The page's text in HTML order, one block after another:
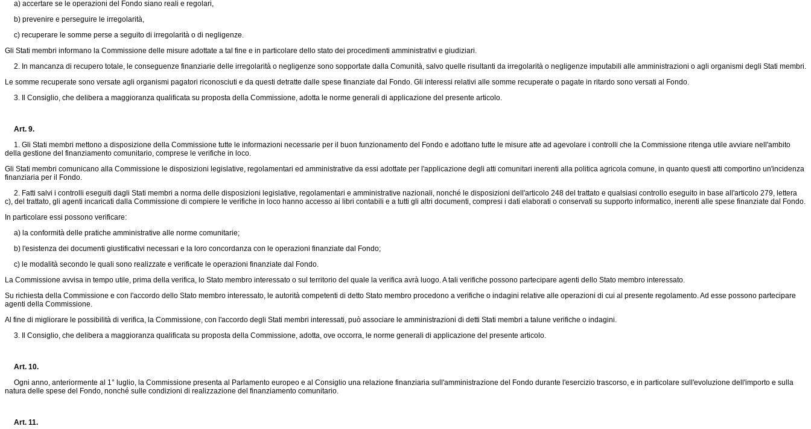
a) accertare se le operazioni del Fondo siano reali e regolari,
b) prevenire e perseguire le irregolarità,
c) recuperare le somme perse a seguito di irregolarità o di negligenze.
Gli Stati membri informano la Commissione delle misure adottate a tal fine e in particolare dello stato dei procedimenti amministrativi e giudiziari.
2. In mancanza di recupero totale, le conseguenze finanziarie delle irregolarità o negligenze sono sopportate dalla Comunità, salvo quelle risultanti da irregolarità o negligenze imputabili alle amministrazioni o agli organismi degli Stati membri.
Le somme recuperate sono versate agli organismi pagatori riconosciuti e da questi detratte dalle spese finanziate dal Fondo. Gli interessi relativi alle somme recuperate o pagate in ritardo sono versati al Fondo.
3. Il Consiglio, che delibera a maggioranza qualificata su proposta della Commissione, adotta le norme generali di applicazione del presente articolo.
Art. 9.
1. Gli Stati membri mettono a disposizione della Commissione tutte le informazioni necessarie per il buon funzionamento del Fondo e adottano tutte le misure atte ad agevolare i controlli che la Commissione ritenga utile avviare nell'ambito
della gestione del finanziamento comunitario, comprese le verifiche in loco.
Gli Stati membri comunicano alla Commissione le disposizioni legislative, regolamentari ed amministrative da essi adottate per l'applicazione degli atti comunitari inerenti alla politica agricola comune, in quanto questi atti comportino un'incidenza
finanziaria per il Fondo.
2. Fatti salvi i controlli eseguiti dagli Stati membri a norma delle disposizioni legislative, regolamentari e amministrative nazionali, nonché le disposizioni dell'articolo 248 del trattato e qualsiasi controllo eseguito in base all'articolo 279, lettera
c), del trattato, gli agenti incaricati dalla Commissione di compiere le verifiche in loco hanno accesso ai libri contabili e a tutti gli altri documenti, compresi i dati elaborati o conservati su supporto informatico, inerenti alle spese finanziate dal Fondo.
In particolare essi possono verificare:
a) la conformità delle pratiche amministrative alle norme comunitarie;
b) l'esistenza dei documenti giustificativi necessari e la loro concordanza con le operazioni finanziate dal Fondo;
c) le modalità secondo le quali sono realizzate e verificate le operazioni finanziate dal Fondo.
La Commissione avvisa in tempo utile, prima della verifica, lo Stato membro interessato o sul territorio del quale la verifica avrà luogo. A tali verifiche possono partecipare agenti dello Stato membro interessato.
Su richiesta della Commissione e con l'accordo dello Stato membro interessato, le autorità competenti di detto Stato membro procedono a verifiche o indagini relative alle operazioni di cui al presente regolamento. Ad esse possono partecipare
agenti della Commissione.
Al fine di migliorare le possibilità di verifica, la Commissione, con l'accordo degli Stati membri interessati, può associare le amministrazioni di detti Stati membri a talune verifiche o indagini.
3. Il Consiglio, che delibera a maggioranza qualificata su proposta della Commissione, adotta, ove occorra, le norme generali di applicazione del presente articolo.
Art. 10.
Ogni anno, anteriormente al 1° luglio, la Commissione presenta al Parlamento europeo e al Consiglio una relazione finanziaria sull'amministrazione del Fondo durante l'esercizio trascorso, e in particolare sull'evoluzione dell'importo e sulla
natura delle spese del Fondo, nonché sulle condizioni di realizzazione del finanziamento comunitario.
Art. 11.